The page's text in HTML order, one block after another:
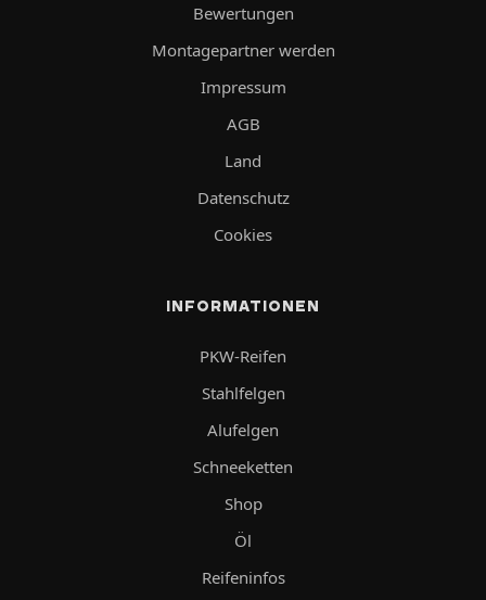
Bewertungen
Montagepartner werden
Impressum
AGB
Land
Datenschutz
Cookies
INFORMATIONEN
PKW-Reifen
Stahlfelgen
Alufelgen
Schneeketten
Shop
Öl
Reifeninfos